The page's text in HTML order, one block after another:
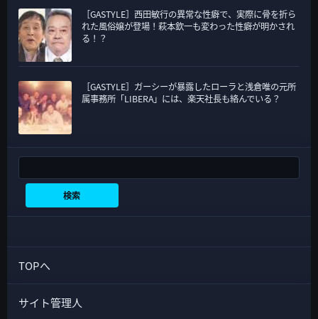
［GASTYLE］西田敏行の異常な性癖で、実際に骨を折ら
れた風俗嬢が登場！萩本欽一も変わった性癖が明かされ
る！？
［GASTYLE］ガーシーが暴露したローラと浅倉唯の元所
属事務所「LIBERA」には、楽天社長も絡んでいる？
検索
TOPへ
サイト管理人